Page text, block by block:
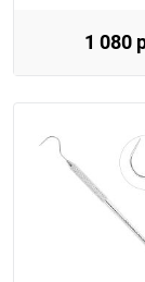
1 080